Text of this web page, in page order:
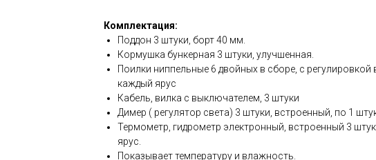
Комплектация:
Поддон 3 штуки, борт 40 мм.
Кормушка бункерная 3 штуки, улучшенная.
Поилки ниппельные 6 двойных в сборе, с
каждый ярус
Кабель, вилка с выключателем, 3 штуки
Димер ( регулятор света) 3 штуки, встроенный, по 1
Термометр, гидрометр электронный, встроенный 3
ярус.
Показывает температуру и влажность.